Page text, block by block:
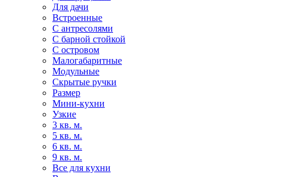
Для дачи
Встроенные
С антресолями
С барной стойкой
С островом
Малогабаритные
Модульные
Скрытые ручки
Размер
Мини-кухни
Узкие
3 кв. м.
5 кв. м.
6 кв. м.
9 кв. м.
Все для кухни